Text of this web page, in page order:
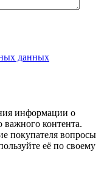
данных
информации о
важного контента.
покупателя вопросы
её по своему